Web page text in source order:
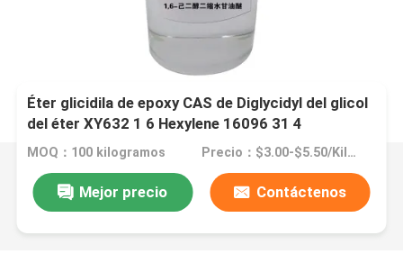
Éter glicidila de epoxy CAS de Diglycidyl del glicol
del éter XY632 1 6 Hexylene 16096 31 4
MOQ：100 kilogramos Precio：$3.00-$5.50/Kilograms
Mejor precio Contáctenos